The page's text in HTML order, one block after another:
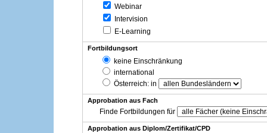
Webinar
Intervision
E-Learning
Fortbildungsort
keine Einschränkung
international
Österreich: in
Approbation aus Fach
Finde Fortbildungen für
Approbation aus Diplom/Zertifikat/CPD